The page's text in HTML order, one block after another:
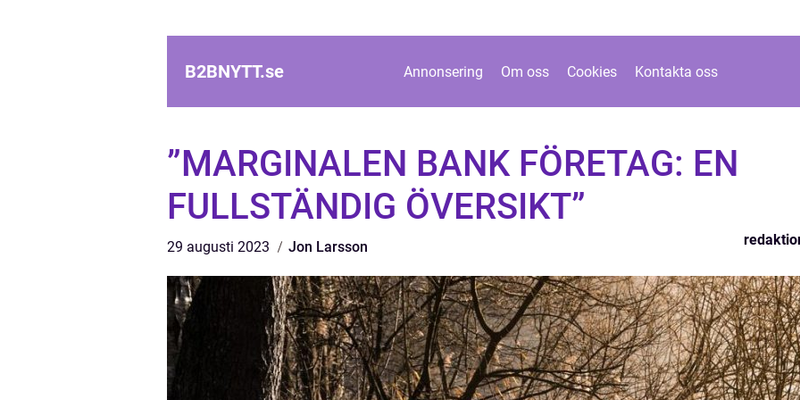
B2BNYTT.se Annonsering Om oss Cookies Kontakta oss
”MARGINALEN BANK FÖRETAG: EN
FULLSTÄNDIG ÖVERSIKT”
29 augusti 2023 Jon Larsson